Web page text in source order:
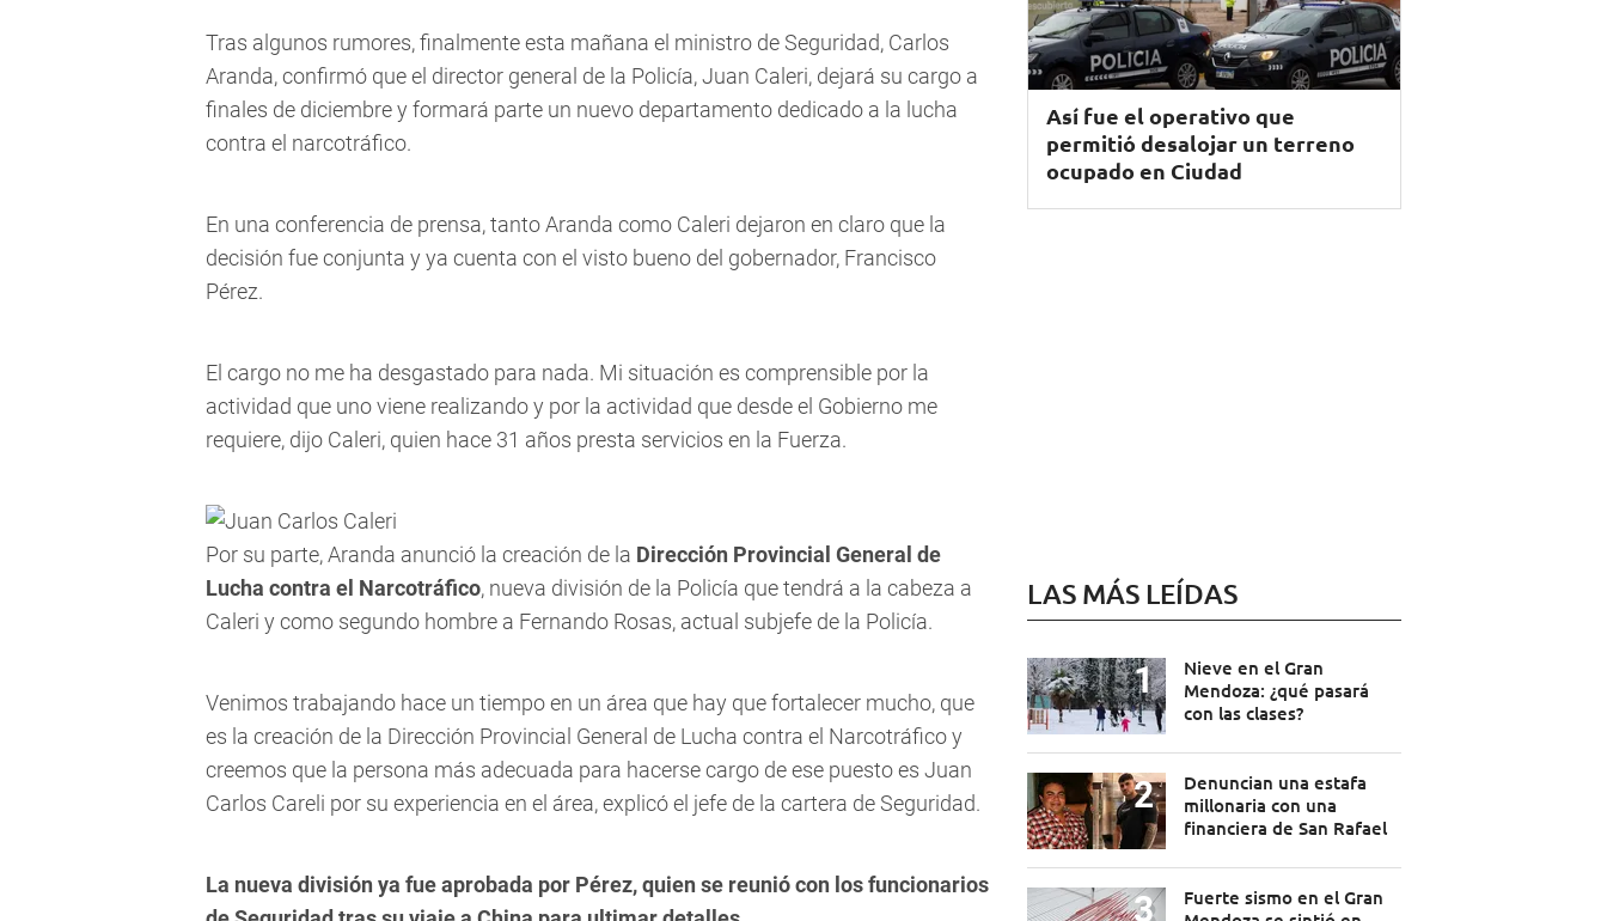
Tras algunos rumores, finalmente esta mañana el ministro de Seguridad, Carlos
Aranda, confirmó que el director general de la Policía, Juan Caleri, dejará su cargo a
finales de diciembre y formará parte un nuevo departamento dedicado a la lucha
contra el narcotráfico.
En una conferencia de prensa, tanto Aranda como Caleri dejaron en claro que la
decisión fue conjunta y ya cuenta con el visto bueno del gobernador, Francisco
Pérez.
El cargo no me ha desgastado para nada. Mi situación es comprensible por la
actividad que uno viene realizando y por la actividad que desde el Gobierno me
requiere, dijo Caleri, quien hace 31 años presta servicios en la Fuerza.
Por su parte, Aranda anunció la creación de la Dirección Provincial General de
Lucha contra el Narcotráfico, nueva división de la Policía que tendrá a la cabeza a
Caleri y como segundo hombre a Fernando Rosas, actual subjefe de la Policía.
Venimos trabajando hace un tiempo en un área que hay que fortalecer mucho, que
es la creación de la Dirección Provincial General de Lucha contra el Narcotráfico y
creemos que la persona más adecuada para hacerse cargo de ese puesto es Juan
Carlos Careli por su experiencia en el área, explicó el jefe de la cartera de Seguridad.
La nueva división ya fue aprobada por Pérez, quien se reunió con los funcionarios
Así fue el operativo que
permitió desalojar un terreno
ocupado en Ciudad
LAS MÁS LEÍDAS
Nieve en el Gran
Mendoza: ¿qué pasará
con las clases?
Denuncian una estafa
millonaria con una
financiera de San Rafael
Fuerte sismo en el Gran